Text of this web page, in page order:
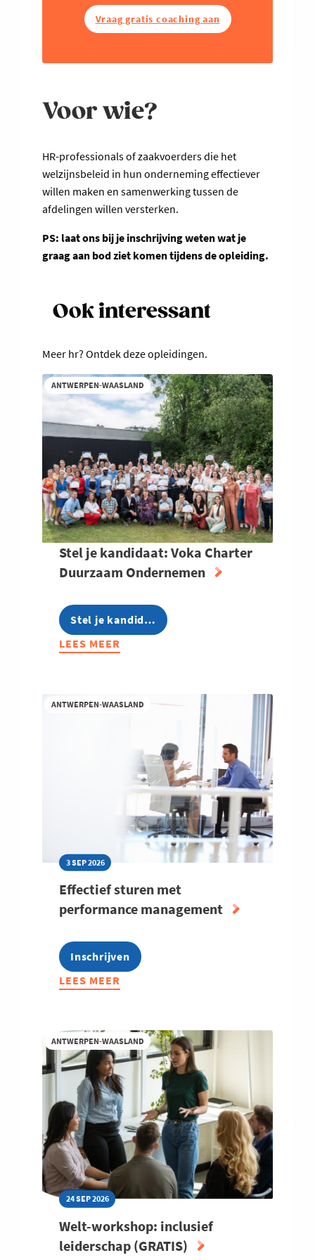
Vraag gratis coaching aan
Voor wie?
HR-professionals of zaakvoerders die het
welzijnsbeleid in hun onderneming effectiever
willen maken en samenwerking tussen de
afdelingen willen versterken.
PS: laat ons bij je inschrijving weten wat je
graag aan bod ziet komen tijdens de opleiding.
Ook interessant
Meer hr? Ontdek deze opleidingen.
ANTWERPEN-WAASLAND
Stel je kandidaat: Voka Charter
Duurzaam Ondernemen
Stel je kandid…
LEES MEER
ABOUT
VOKA
ANTWERPEN-WAASLAND
3 SEP 2026
Effectief sturen met
performance management
Inschrijven
LEES MEER
ABOUT
MET
PERFORMANCE
MANAGEMENT
ANTWERPEN-WAASLAND
24 SEP 2026
Welt-workshop: inclusief
leiderschap (GRATIS)